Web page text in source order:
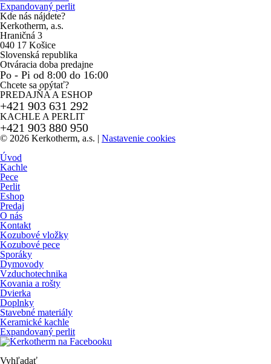
Expandovaný perlit
Kde nás nájdete?
Kerkotherm, a.s.
Hraničná 3
040 17 Košice
Slovenská republika
Otváracia doba predajne
Po - Pi od 8:00 do 16:00
Chcete sa opýtať?
PREDAJŇA A ESHOP
+421 903 631 292
KACHLE A PERLIT
+421 903 880 950
© 2026 Kerkotherm, a.s. | Nastavenie cookies
Úvod
Kachle
Pece
Perlit
Eshop
Predaj
O nás
Kontakt
Kozubové vložky
Kozubové pece
Sporáky
Dymovody
Vzduchotechnika
Kovania a rošty
Dvierka
Doplnky
Stavebné materiály
Keramické kachle
Expandovaný perlit
Vyhľadať